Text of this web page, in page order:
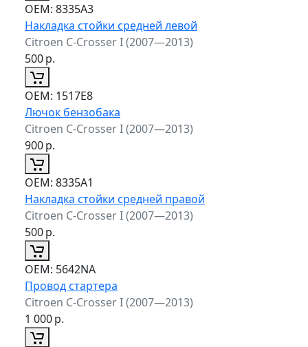
ОЕМ: 8335A3
Накладка стойки средней левой
Citroen C-Crosser I (2007—2013)
500р.
ОЕМ: 1517E8
Лючок бензобака
Citroen C-Crosser I (2007—2013)
900р.
ОЕМ: 8335A1
Накладка стойки средней правой
Citroen C-Crosser I (2007—2013)
500р.
ОЕМ: 5642NA
Провод стартера
Citroen C-Crosser I (2007—2013)
1 000р.